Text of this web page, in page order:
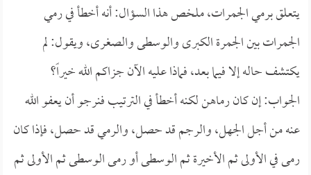
يتعلق برمي الجمرات، ملخص هذا السؤال: أنه أخطأ في رمي
الجمرات بين الجمرة الكبرى والوسطى والصغرى، ويقول: لم
يكتشف حاله إلا فيما بعد، فماذا عليه الآن جزاكم الله خيراً؟
الجواب: إن كان رماهن لكنه أخطأ في الترتيب فنرجو أن يعفو الله
عنه من أجل الجهل، والرجم قد حصل، والرمي قد حصل، فإذا كان
رمى في الأولى ثم الأخيرة ثم الوسطى أو رمى الوسطى ثم الأولى ثم